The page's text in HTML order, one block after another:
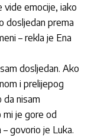
vide emocije, iako
dosljedan prema
– rekla je Ena
dosljedan. Ako
i prelijepog
da nisam
mi je gore od
govorio je Luka.